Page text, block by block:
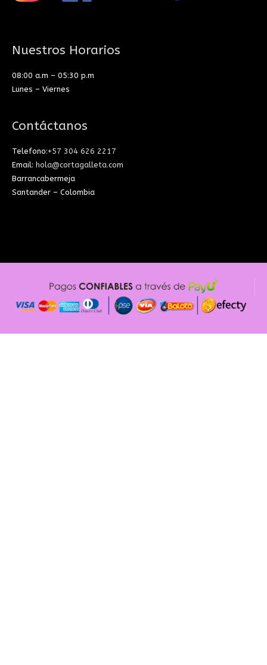
Nuestros Horarios
08:00 a.m – 05:30 p.m
Lunes – Viernes
Contáctanos
Telefono:+57 304 626 2217
Email: hola@cortagalleta.com
Barrancabermeja
Santander – Colombia